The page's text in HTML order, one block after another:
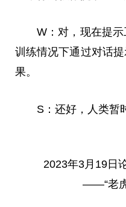
W：对，现在提
训练情况下通过对话
果。
S：还好，人类暂
2023年3月19日
——“老